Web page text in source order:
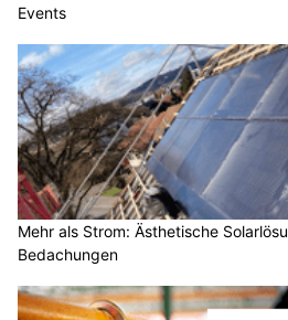
Events
Mehr als Strom: Ästhetische
Bedachungen